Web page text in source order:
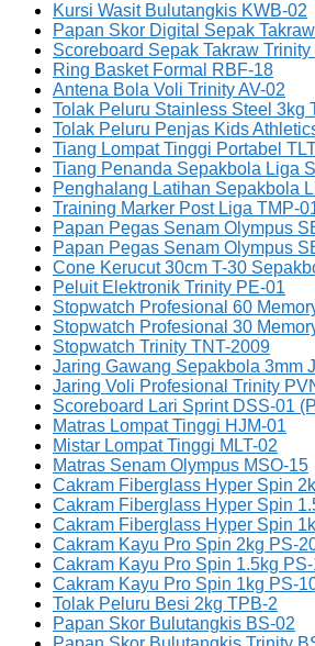
Kursi Wasit Bulutangkis KWB-02
Papan Skor Digital Sepak
Scoreboard Sepak Takraw Trinity
Ring Basket Formal RBF-18
Antena Bola Voli Trinity AV-02
Tolak Peluru Stainless Steel 3kg
Tolak Peluru Penjas Kids
Tiang Lompat Tinggi Portabel
Tiang Penanda Sepakbola Liga
Penghalang Latihan Sepakbola
Training Marker Post Liga TMP-
Papan Pegas Senam Olympus
Papan Pegas Senam Olympus
Cone Kerucut 30cm T-30
Peluit Elektronik Trinity PE-01
Stopwatch Profesional 60
Stopwatch Profesional 30
Stopwatch Trinity TNT-2009
Jaring Gawang Sepakbola 3mm
Jaring Voli Profesional Trinity
Scoreboard Lari Sprint DSS-01
Matras Lompat Tinggi HJM-01
Mistar Lompat Tinggi MLT-02
Matras Senam Olympus MSO-15
Cakram Fiberglass Hyper Spin
Cakram Fiberglass Hyper Spin
Cakram Fiberglass Hyper Spin
Cakram Kayu Pro Spin 2kg PS-
Cakram Kayu Pro Spin 1.5kg
Cakram Kayu Pro Spin 1kg PS-
Tolak Peluru Besi 2kg TPB-2
Papan Skor Bulutangkis BS-02